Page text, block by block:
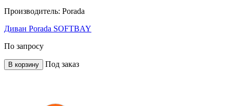
Производитель: Porada
Диван Porada SOFTBAY
По запросу
В корзину Под заказ